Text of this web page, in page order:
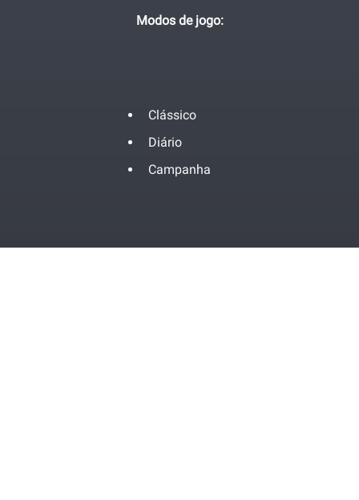
Modos de jogo:
Clássico
Diário
Campanha